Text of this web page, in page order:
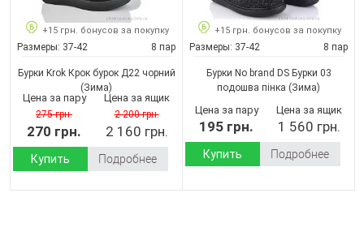
+15 грн. бонусов за покупку
Размеры: 37-42 8 пар
Бурки Krok Крок бурок Д22 чорний
(Зима)
Цена за пару
275 грн.
270 грн.
Цена за ящик
2 200 грн.
2 160 грн.
Купить Подробнее
+15 грн. бонусов за покупку
Размеры: 37-42 8 пар
Бурки No brand DS Бурки 03
подошва пінка (Зима)
Цена за пару
195 грн.
Цена за ящик
1 560 грн.
Купить Подробнее